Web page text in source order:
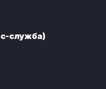
служба)